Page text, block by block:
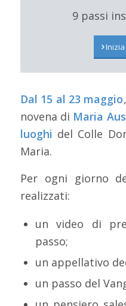
9 passi
Dal 15 al 23 maggio
novena di Maria
luoghi del Colle
Maria.
Per ogni giorno
realizzati:
un video di
passo;
un appellativo
un passo del